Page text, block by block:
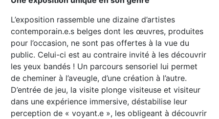
L’exposition rassemble une dizaine d’artistes
contemporain.e.s belges dont les œuvres, produites
pour l’occasion, ne sont pas offertes à la vue du
public. Celui-ci est au contraire invité à les découvrir
les yeux bandés ! Un parcours sensoriel lui permet
de cheminer à l’aveugle, d’une création à l’autre.
D’entrée de jeu, la visite plonge visiteuse et visiteur
dans une expérience immersive, déstabilise leur
perception de « voyant.e », les obligeant à découvrir